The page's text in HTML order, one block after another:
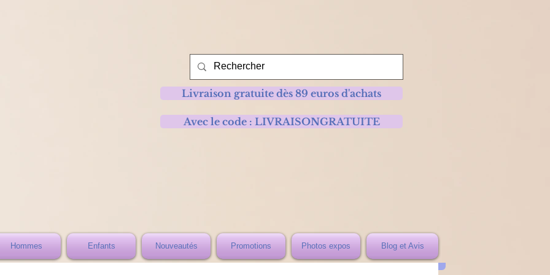
Livraison gratuite dès 89 euros d'achats
Avec le code : LIVRAISONGRATUITE
Hommes Enfants Nouveautés Promotions Photos expos Blog et Avis